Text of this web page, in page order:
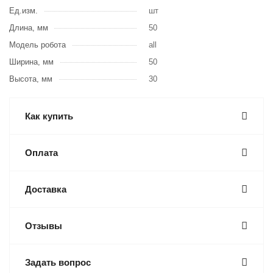
Ед.изм.
шт
Длина, мм
50
Модель робота
all
Ширина, мм
50
Высота, мм
30
Как купить
Оплата
Доставка
Отзывы
Задать вопрос